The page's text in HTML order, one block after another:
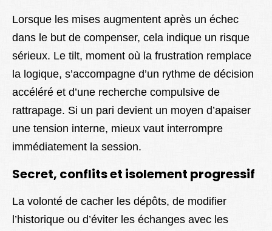
Lorsque les mises augmentent après un échec
dans le but de compenser, cela indique un risque
sérieux. Le tilt, moment où la frustration remplace
la logique, s’accompagne d’un rythme de décision
accéléré et d’une recherche compulsive de
rattrapage. Si un pari devient un moyen d’apaiser
une tension interne, mieux vaut interrompre
immédiatement la session.
Secret, conflits et isolement progressif
La volonté de cacher les dépôts, de modifier
l’historique ou d’éviter les échanges avec les